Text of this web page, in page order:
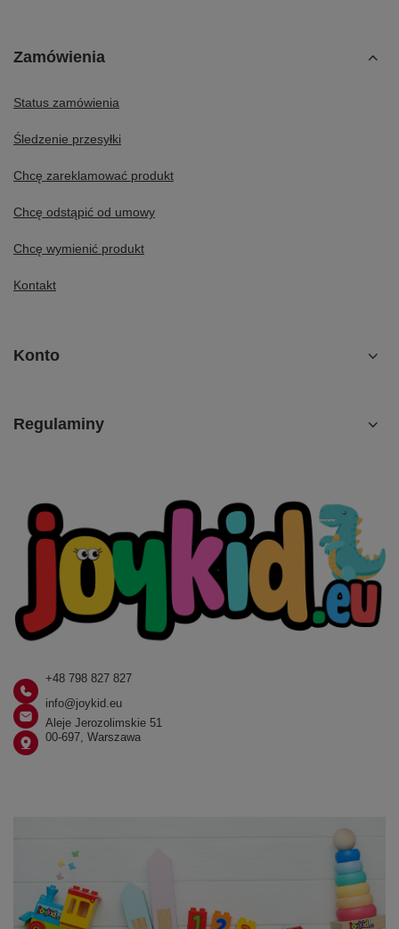
Zamówienia
Status zamówienia
Śledzenie przesyłki
Chcę zareklamować produkt
Chcę odstąpić od umowy
Chcę wymienić produkt
Kontakt
Konto
Regulaminy
+48 798 827 827
info@joykid.eu
Aleje Jerozolimskie 51
00-697, Warszawa